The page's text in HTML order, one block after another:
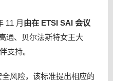
11 月 由在 ETSI SAI 会议
通、贝尔法斯特女王大
支持。
风险，该标准提出相应的